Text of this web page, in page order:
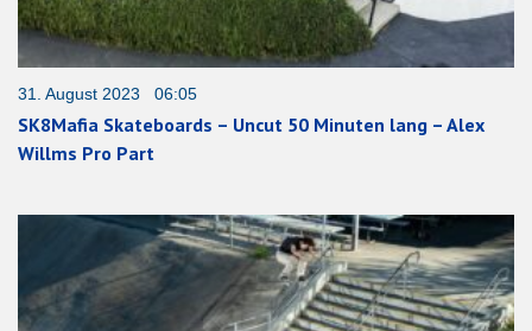
31. August 2023 06:05
SK8Mafia Skateboards – Uncut 50 Minuten lang – Alex
Willms Pro Part